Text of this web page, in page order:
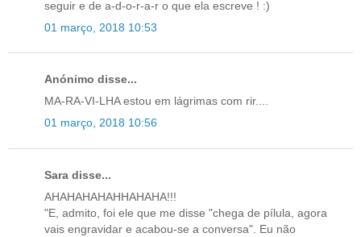
seguir e de a-d-o-r-a-r o que ela escreve ! :)
01 março, 2018 10:53
Anónimo disse...
MA-RA-VI-LHA estou em lágrimas com rir....
01 março, 2018 10:56
Sara disse...
AHAHAHAHAHHAHAHA!!!
"E, admito, foi ele que me disse "chega de pílula, agora
vais engravidar e acabou-se a conversa". Eu não